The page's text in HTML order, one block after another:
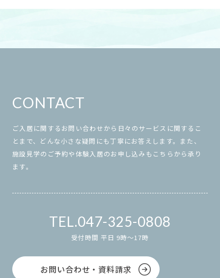
CONTACT
ご入居に関するお問い合わせから日々のサービスに関するこ
とまで、どんな小さな疑問にも丁寧にお答えします。また、
施設見学のご予約や体験入居のお申し込みもこちらから承り
ます。
047-325-0808
受付時間 平日 9時～17時
お問い合わせ・資料請求